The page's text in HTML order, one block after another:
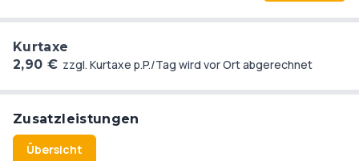
Kurtaxe
2,90 € zzgl. Kurtaxe p.P./Tag wird vor Ort abgerechnet
Zusatzleistungen
Übersicht